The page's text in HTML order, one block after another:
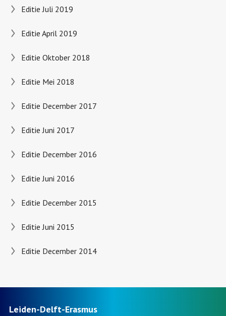
Editie Juli 2019
Editie April 2019
Editie Oktober 2018
Editie Mei 2018
Editie December 2017
Editie Juni 2017
Editie December 2016
Editie Juni 2016
Editie December 2015
Editie Juni 2015
Editie December 2014
Leiden-Delft-Erasmus